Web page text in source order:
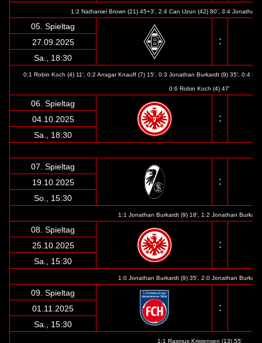
1:2 Nathaniel Brown (21) 45+3', 2:4 Can Uzun (42) 80', 3:4 Jonathan
05. Spieltag
:
27.09.2025
Sa., 18:30
0:1 Robin Koch (4) 11', 0:2 Ansgar Knauff (7) 15', 0:3 Jonathan Burkardt (9) 35', 0:4
0:6 Robin Koch (4) 47'
06. Spieltag
:
04.10.2025
Sa., 18:30
07. Spieltag
:
19.10.2025
So., 15:30
1:1 Jonathan Burkardt (9) 18', 1:2 Jonathan
08. Spieltag
:
25.10.2025
Sa., 15:30
1:0 Jonathan Burkardt (9) 35', 2:0 Jonathan
09. Spieltag
:
01.11.2025
Sa., 15:30
1:1 Rasmus Kristensen (13) 55'